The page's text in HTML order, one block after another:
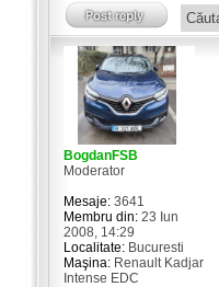
BogdanFSB
Moderator
Mesaje:3641
Membru din:23 Iun
2008, 14:29
Localitate:Bucuresti
Maşina:Renault Kadjar
Intense EDC